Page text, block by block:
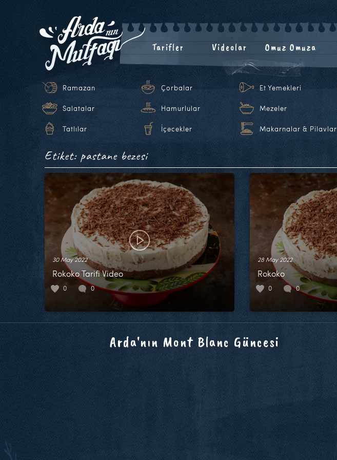
Tarifler Videolar Omuz Omuza
Ramazan Çorbalar Et Yemekleri
Salatalar Hamurlular Mezeler
Tatlılar İçecekler Makarnalar & Pilavlar
Etiket: pastane bezesi
30 May 2022
Rokoko Tarifi Video
0 0
28 May 2022
Rokoko
0 0
Arda'nın Mont Blanc Güncesi